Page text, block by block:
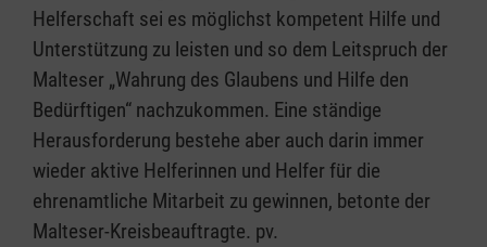
Helferschaft sei es möglichst kompetent Hilfe und
Unterstützung zu leisten und so dem Leitspruch der
Malteser „Wahrung des Glaubens und Hilfe den
Bedürftigen“ nachzukommen. Eine ständige
Herausforderung bestehe aber auch darin immer
wieder aktive Helferinnen und Helfer für die
ehrenamtliche Mitarbeit zu gewinnen, betonte der
Malteser-Kreisbeauftragte. pv.